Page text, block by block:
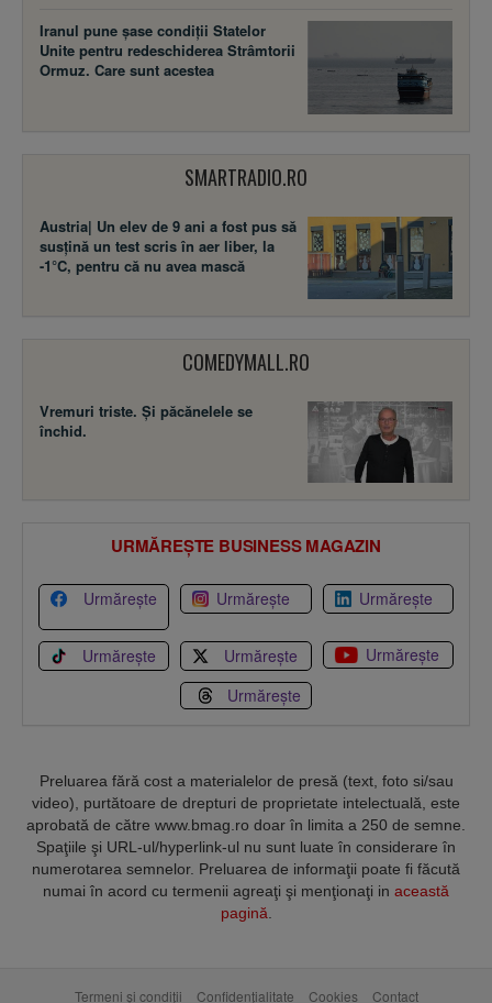
Iranul pune șase condiții Statelor
Unite pentru redeschiderea Strâmtorii
Ormuz. Care sunt acestea
SMARTRADIO.RO
Austria| Un elev de 9 ani a fost pus să
susţină un test scris în aer liber, la
-1°C, pentru că nu avea mască
COMEDYMALL.RO
Vremuri triste. Şi păcănelele se
închid.
URMĂREȘTE BUSINESS MAGAZIN
Urmărește Urmărește Urmărește
Urmărește Urmărește
Urmărește
Urmărește
Preluarea fără cost a materialelor de presă (text, foto si/sau
video), purtătoare de drepturi de proprietate intelectuală, este
aprobată de către www.bmag.ro doar în limita a 250 de semne.
Spaţiile şi URL-ul/hyperlink-ul nu sunt luate în considerare în
numerotarea semnelor. Preluarea de informaţii poate fi făcută
numai în acord cu termenii agreaţi şi menţionaţi in această
pagină.
Termeni și condiții Confidențialitate Cookies Contact